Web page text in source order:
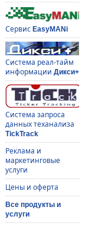
Сервис EasyMANi
Система реал-тайм
информации Дикси+
Система запроса
данных теханализа
TickTrack
Реклама и
маркетинговые
услуги
Цены и оферта
Все продукты и
услуги